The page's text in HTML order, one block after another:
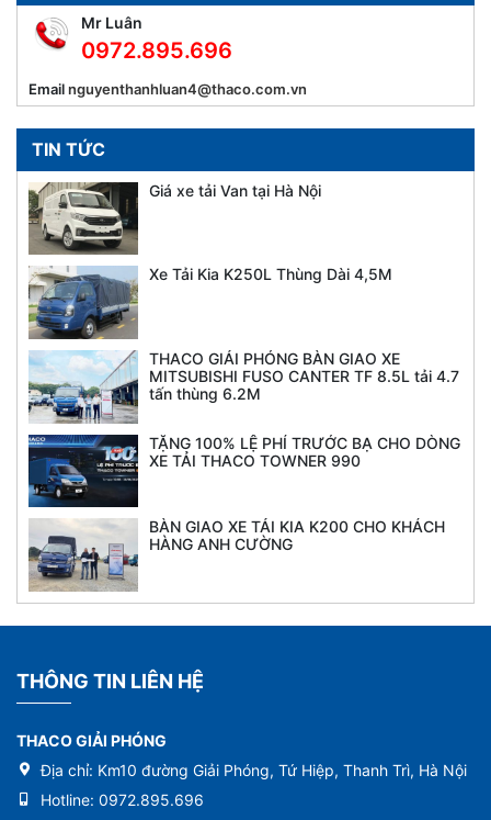
Mr Luân
0972.895.696
Emailnguyenthanhluan4@thaco.com.vn
TIN TỨC
Giá xe tải Van tại Hà Nội
Xe Tải Kia K250L Thùng Dài 4,5M
THACO GIẢI PHÓNG BÀN GIAO XE
MITSUBISHI FUSO CANTER TF 8.5L tải 4.7
tấn thùng 6.2M
TẶNG 100% LỆ PHÍ TRƯỚC BẠ CHO DÒNG
XE TẢI THACO TOWNER 990
BÀN GIAO XE TẢI KIA K200 CHO KHÁCH
HÀNG ANH CƯỜNG
THÔNG TIN LIÊN HỆ
THACO GIẢI PHÓNG
Địa chỉ: Km10 đường Giải Phóng, Tứ Hiệp, Thanh Trì, Hà Nội
Hotline: 0972.895.696